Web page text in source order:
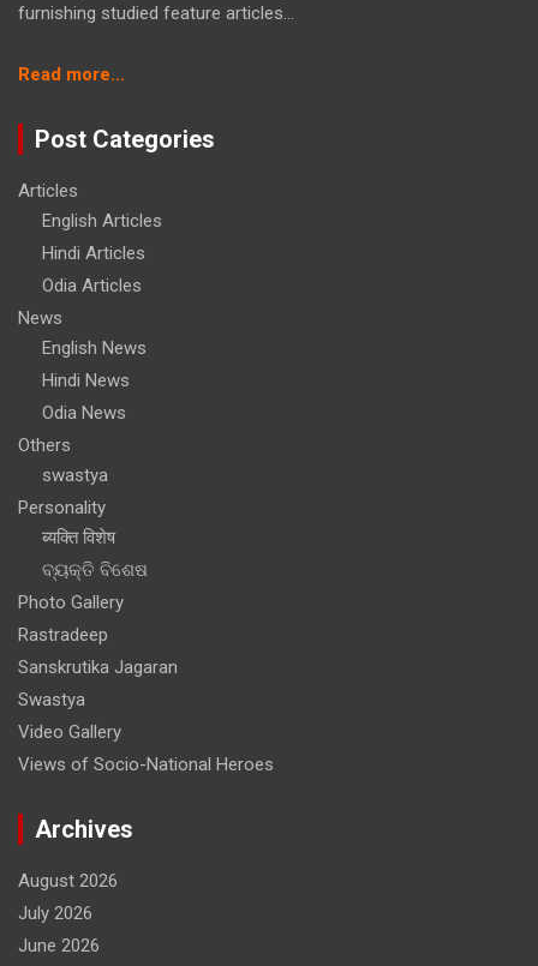
furnishing studied feature articles...
Read more...
ଅଲ
ଲେଡିଜ
ୱାର୍କରସ୍
ଦାବିପତ୍ର
ମୁଖ୍ୟମନ୍ତ୍ରୀଙ୍କ
Post Categories
Articles
English Articles
Hindi Articles
Odia Articles
News
English News
Hindi News
Odia News
Others
swastya
Personality
ब्यक्ति विशेष
ବ୍ୟକ୍ତି ବିଶେଷ
Photo Gallery
Rastradeep
Sanskrutika Jagaran
Swastya
Video Gallery
Views of Socio-National Heroes
Archives
August 2026
July 2026
June 2026